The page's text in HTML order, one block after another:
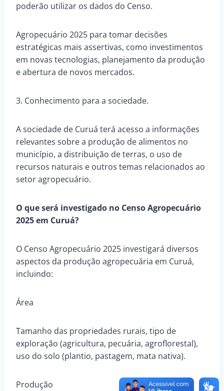
poderão utilizar os dados do Censo.
Agropecuário 2025 para tomar decisões
estratégicas mais assertivas, como investimentos
em novas tecnologias, planejamento da produção
e abertura de novos mercados.
3. Conhecimento para a sociedade.
A sociedade de Curuá terá acesso a informações
relevantes sobre a produção de alimentos no
município, a distribuição de terras, o uso de
recursos naturais e outros temas relacionados ao
setor agropecuário.
O que será investigado no Censo Agropecuário
2025 em Curuá?
O Censo Agropecuário 2025 investigará diversos
aspectos da produção agropecuária em Curuá,
incluindo:
Área
Tamanho das propriedades rurais, tipo de
exploração (agricultura, pecuária, agroflorestal),
uso do solo (plantio, pastagem, mata nativa).
Produção